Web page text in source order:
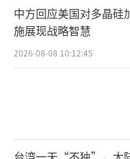
中方回应美国对多晶硅
施展现战略智慧
2026-08-08 10:12:45